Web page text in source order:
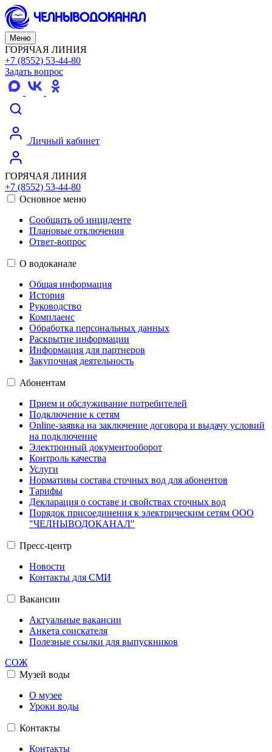
Меню
ГОРЯЧАЯ ЛИНИЯ
+7 (8552) 53-44-80
Задать вопрос
Личный кабинет
ГОРЯЧАЯ ЛИНИЯ
+7 (8552) 53-44-80
Основное меню
Сообщить об инциденте
Плановые отключения
Ответ-вопрос
О водоканале
Общая информация
История
Руководство
Комплаенс
Обработка персональных данных
Раскрытие информации
Информация для партнеров
Закупочная деятельность
Абонентам
Прием и обслуживание потребителей
Подключение к сетям
Online-заявка на заключение договора и выдачу условий
на подключение
Электронный документооборот
Контроль качества
Услуги
Нормативы состава сточных вод для абонентов
Тарифы
Декларация о составе и свойствах сточных вод
Порядок присоединения к электрическим сетям ООО
"ЧЕЛНЫВОДОКАНАЛ"
Пресс-центр
Новости
Контакты для СМИ
Вакансии
Актуальные вакансии
Анкета соискателя
Полезные ссылки для выпускников
СОЖ
Музей воды
О музее
Уроки воды
Контакты
Контакты